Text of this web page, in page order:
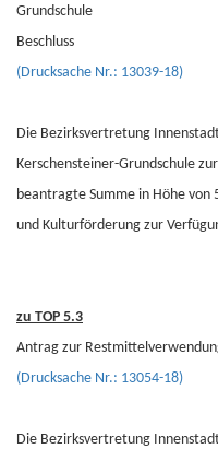
Grundschule
Beschluss
(Drucksache Nr.: 13039-18)
Die Bezirksvertretung
Kerschensteiner-Grundschule
beantragte Summe in Höhe von
und Kulturförderung zur
zu TOP 5.3
Antrag zur
(Drucksache Nr.: 13054-18)
Die Bezirksvertretung